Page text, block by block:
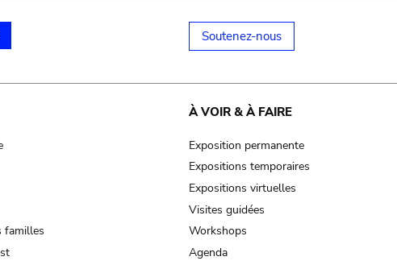
Soutenez-nous
familles
À VOIR & À FAIRE
Exposition permanente
Expositions temporaires
Expositions virtuelles
Visites guidées
Workshops
Agenda